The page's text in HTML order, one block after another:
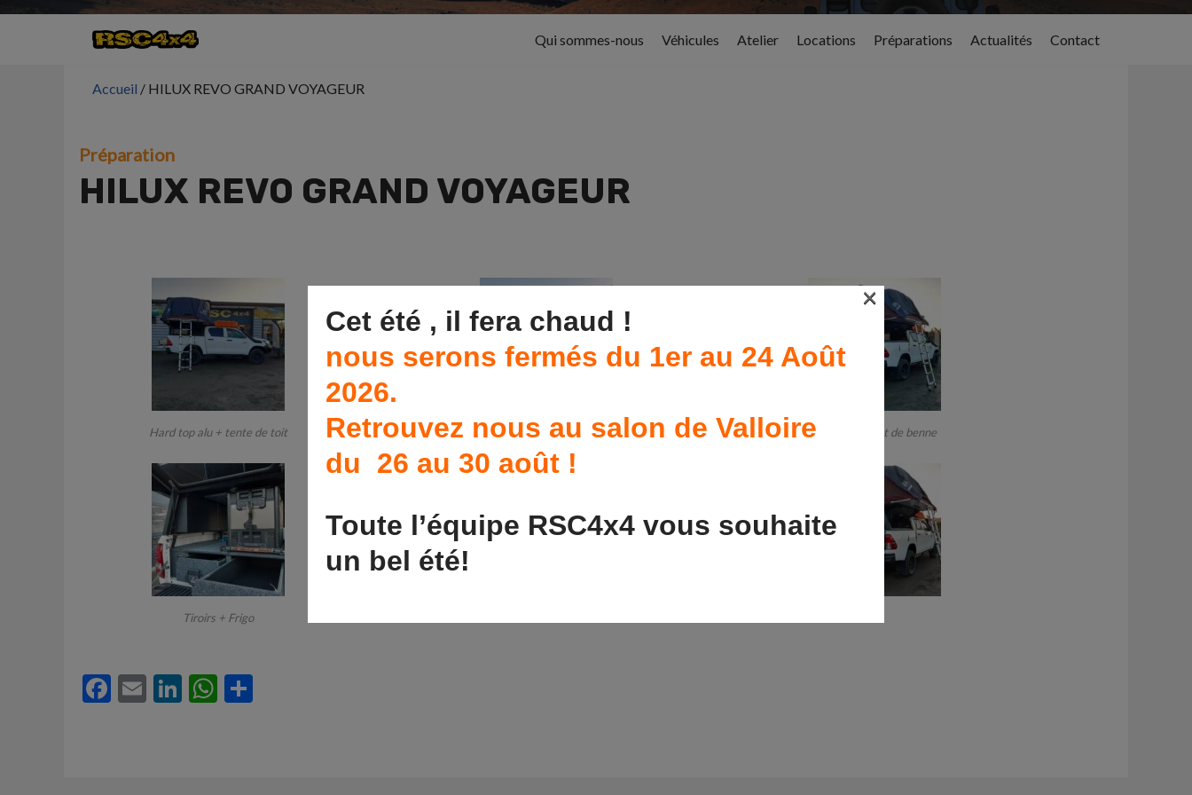
Qui sommes-nous Véhicules Atelier Locations Préparations Actualités Contact
Accueil / HILUX REVO GRAND VOYAGEUR
Préparation
HILUX REVO GRAND VOYAGEUR
Hard top alu + tente de toit Snorkel , galerie Aménagement de benne
Tiroirs + Frigo
Facebook
EmailLinkedIn
WhatsApp
Cet été , il fera chaud !
nous serons fermés du 1er au 24 Août
2026.
Retrouvez nous au salon de Valloire
du 26 au 30 août !
Toute l’équipe RSC4x4 vous souhaite
un bel été!
×